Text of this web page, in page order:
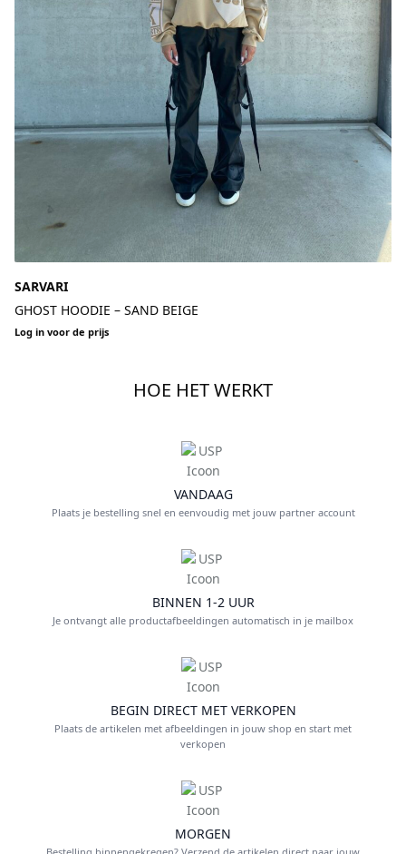
SARVARI
GHOST HOODIE – SAND BEIGE
Log in voor de prijs
HOE HET WERKT
VANDAAG
Plaats je bestelling snel en eenvoudig met jouw partner account
BINNEN 1-2 UUR
Je ontvangt alle productafbeeldingen automatisch in je mailbox
BEGIN DIRECT MET VERKOPEN
Plaats de artikelen met afbeeldingen in jouw shop en start met
verkopen
MORGEN